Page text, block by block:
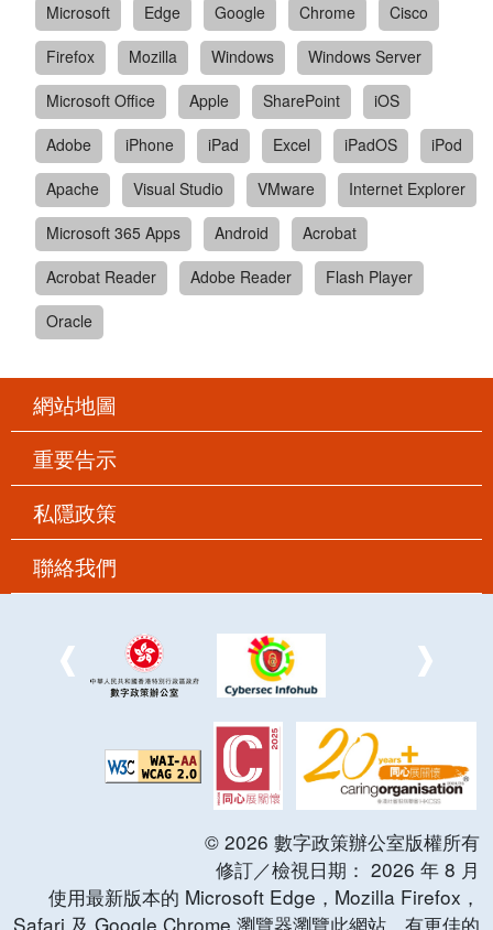
Microsoft Edge Google Chrome
Cisco
Firefox
Mozilla Windows
Windows Server
Microsoft Office
Apple SharePoint
iOS
Adobe
iPhone iPad Excel iPadOS
iPod
Apache
Visual Studio VMware
Internet Explorer
Microsoft 365 Apps
Android
Acrobat
Acrobat Reader
Adobe Reader
Flash Player
Oracle
網站地圖
重要告示
私隱政策
聯絡我們
© 2026 數字政策辦公室版權所有
修訂／檢視日期： 2026 年 8 月
使用最新版本的 Microsoft Edge，Mozilla Firefox，
Safari 及 Google Chrome 瀏覽器瀏覽此網站，有更佳的